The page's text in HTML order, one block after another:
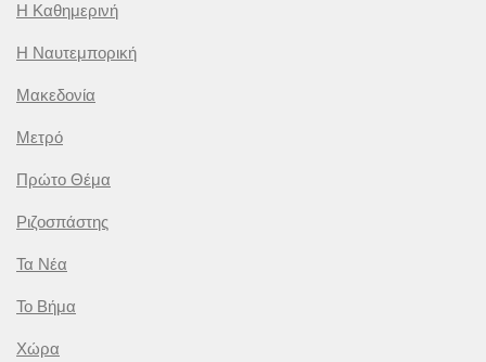
Η Καθημερινή
Η Ναυτεμπορική
Μακεδονία
Μετρό
Πρώτο Θέμα
Ριζοσπάστης
Τα Νέα
Το Βήμα
Χώρα